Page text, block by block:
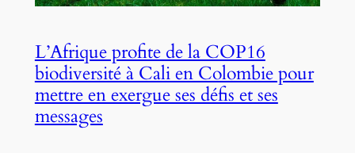
L’Afrique profite de la COP16
biodiversité à Cali en Colombie pour
mettre en exergue ses défis et ses
messages